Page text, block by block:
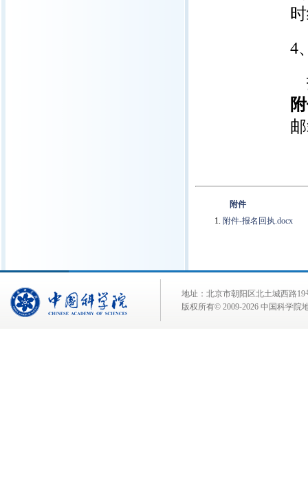
4
附件
附件-报名回执.docx
地址：北京市朝阳区北土城西路
版权所有© 2009-2026 中国科学院